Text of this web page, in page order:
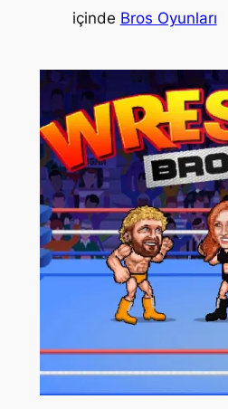
içinde Bros Oyunları